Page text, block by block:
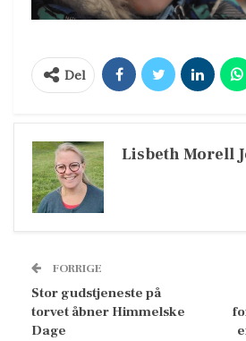
Del
Lisbeth Morell
FORRIGE
Stor gudstjeneste på
torvet åbner Himmelske
Dage